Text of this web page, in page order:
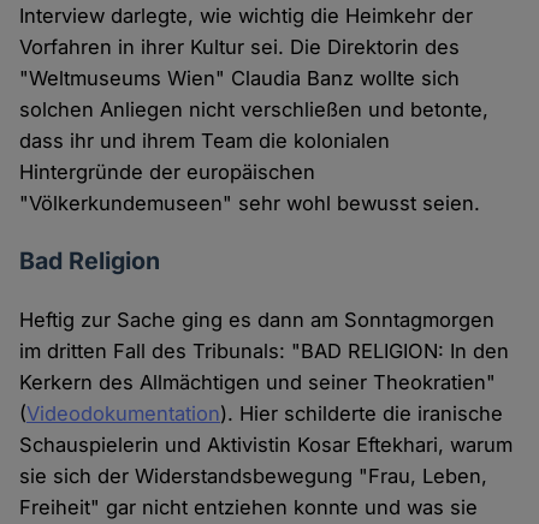
Interview darlegte, wie wichtig die Heimkehr der
Vorfahren in ihrer Kultur sei. Die Direktorin des
"Weltmuseums Wien" Claudia Banz wollte sich
solchen Anliegen nicht verschließen und betonte,
dass ihr und ihrem Team die kolonialen
Hintergründe der europäischen
"Völkerkundemuseen" sehr wohl bewusst seien.
Bad Religion
Heftig zur Sache ging es dann am Sonntagmorgen
im dritten Fall des Tribunals: "BAD RELIGION: In den
Kerkern des Allmächtigen und seiner Theokratien"
(Videodokumentation). Hier schilderte die iranische
Schauspielerin und Aktivistin Kosar Eftekhari, warum
sie sich der Widerstandsbewegung "Frau, Leben,
Freiheit" gar nicht entziehen konnte und was sie